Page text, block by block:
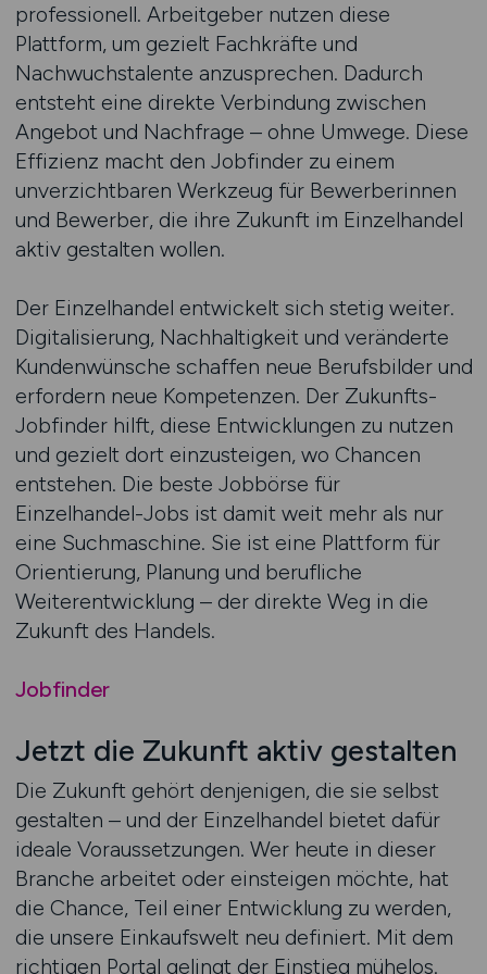
professionell. Arbeitgeber nutzen diese
Plattform, um gezielt Fachkräfte und
Nachwuchstalente anzusprechen. Dadurch
entsteht eine direkte Verbindung zwischen
Angebot und Nachfrage – ohne Umwege. Diese
Effizienz macht den Jobfinder zu einem
unverzichtbaren Werkzeug für Bewerberinnen
und Bewerber, die ihre Zukunft im Einzelhandel
aktiv gestalten wollen.
Der Einzelhandel entwickelt sich stetig weiter.
Digitalisierung, Nachhaltigkeit und veränderte
Kundenwünsche schaffen neue Berufsbilder und
erfordern neue Kompetenzen. Der Zukunfts-
Jobfinder hilft, diese Entwicklungen zu nutzen
und gezielt dort einzusteigen, wo Chancen
entstehen. Die beste Jobbörse für
Einzelhandel-Jobs ist damit weit mehr als nur
eine Suchmaschine. Sie ist eine Plattform für
Orientierung, Planung und berufliche
Weiterentwicklung – der direkte Weg in die
Zukunft des Handels.
Jobfinder
Jetzt die Zukunft aktiv gestalten
Die Zukunft gehört denjenigen, die sie selbst
gestalten – und der Einzelhandel bietet dafür
ideale Voraussetzungen. Wer heute in dieser
Branche arbeitet oder einsteigen möchte, hat
die Chance, Teil einer Entwicklung zu werden,
die unsere Einkaufswelt neu definiert. Mit dem
richtigen Portal gelingt der Einstieg mühelos.